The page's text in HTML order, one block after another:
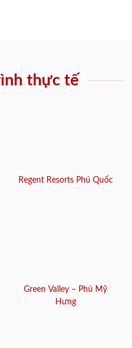
thực tế
Regent Resorts Phú Quốc
Green Valley – Phú Mỹ
Hưng